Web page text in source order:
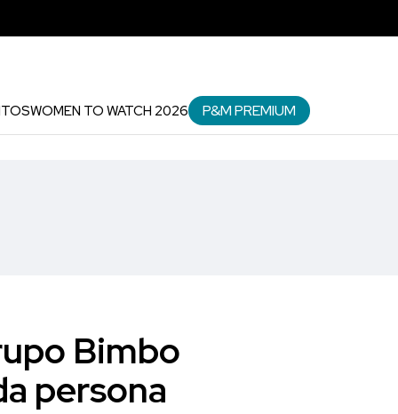
WOMEN TO WATCH 2026 P&M PREMIUM
Bimbo
persona